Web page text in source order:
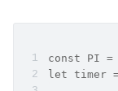
const PI =
let timer